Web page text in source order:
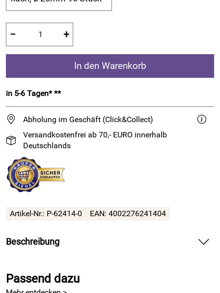
− +
In den Warenkorb
in 5-6 Tagen* **
Abholung im Geschäft (Click&Collect)
Versandkostenfrei ab 70,- EURO innerhalb
Deutschlands
Artikel-Nr.: P-62414-0 EAN: 4002276241404
Beschreibung
Ob Serviettenring, Ohrring, Schmuck oder Tischdecke: Mit
Passend dazu